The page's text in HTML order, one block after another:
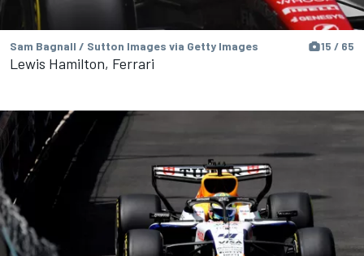
Sam Bagnall / Sutton Images via Getty Images 15 / 65
Lewis Hamilton, Ferrari